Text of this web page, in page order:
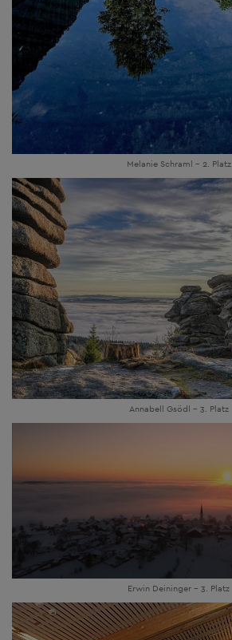
Melanie Schraml - 2. Platz
Annabell Gsödl - 3. Platz
Erwin Deininger - 3. Platz